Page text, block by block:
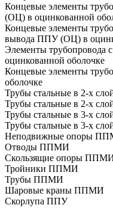
Концевые элементы
(ОЦ) в оцинкованной
Концевые элементы
вывода ППУ (ОЦ) в
Элементы
оцинкованной оболочке
Концевые элементы
оболочке
Трубы стальные в 2-х
Трубы стальные в 2-х
Трубы стальные в 3-х
Трубы стальные в 3-х
Неподвижные опоры
Отводы ППМИ
Скользящие опоры
Тройники ППМИ
Трубы ППМИ
Шаровые краны ППМИ
Скорлупа ППУ